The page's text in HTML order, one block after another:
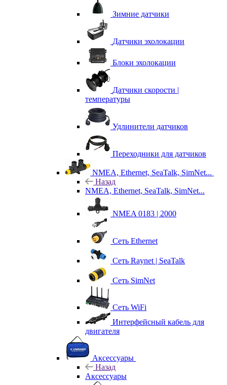
Зимние датчики
Датчики эхолокации
Блоки эхолокации
Датчики скорости |
температуры
Удлинители датчиков
Переходники для датчиков
NMEA, Ethernet, SeaTalk, SimNet...
Назад
NMEA, Ethernet, SeaTalk, SimNet...
NMEA 0183 | 2000
Сеть Ethernet
Сеть Raynet | SeaTalk
Сеть SimNet
Сеть WiFi
Интерфейсный кабель для
двигателя
Аксессуары
Назад
Аксессуары